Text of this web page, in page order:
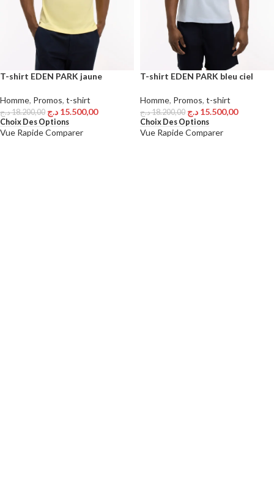
T-shirt EDEN PARK jaune
Homme, Promos, t-shirt
18.200,00د.ج 15.500,00 د.ج
Choix Des Options
Vue RapideComparer
T-shirt EDEN PARK bleu ciel
Homme, Promos, t-shirt
18.200,00د.ج 15.500,00 د.ج
Choix Des Options
Vue RapideComparer